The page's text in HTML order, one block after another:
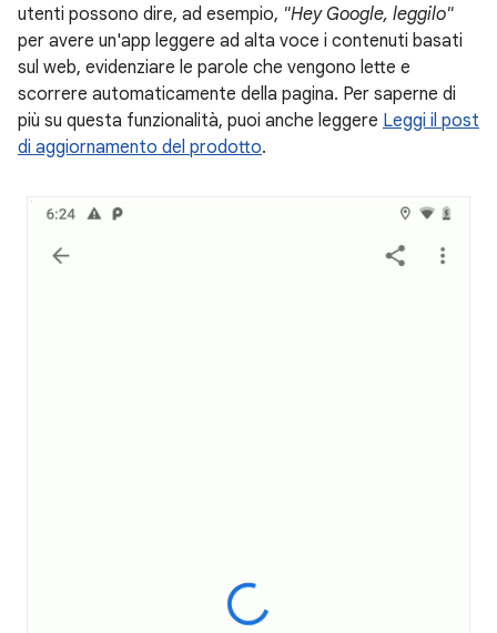
utenti possono dire, ad esempio, "Hey Google, leggilo"
per avere un'app leggere ad alta voce i contenuti basati
sul web, evidenziare le parole che vengono lette e
scorrere automaticamente della pagina. Per saperne di
più su questa funzionalità, puoi anche leggere Leggi il post
di aggiornamento del prodotto.